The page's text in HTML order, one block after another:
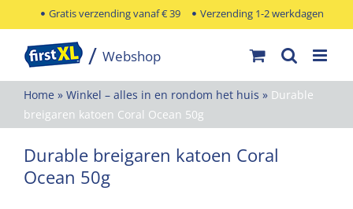
naar
inhoud
Gratis verzending vanaf € 39 Verzending 1-2 werkdagen
Home » Winkel – alles in en rondom het huis » Durable
breigaren katoen Coral Ocean 50g
Durable breigaren katoen Coral
Ocean 50g